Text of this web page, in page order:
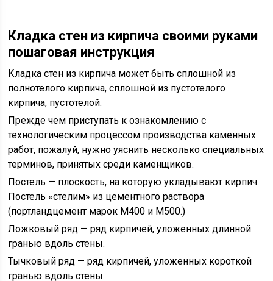
Кладка стен из кирпича своими руками
пошаговая инструкция
Кладка стен из кирпича может быть сплошной из
полнотелого кирпича, сплошной из пустотелого
кирпича, пустотелой.
Прежде чем приступать к ознакомлению с
технологическим процессом производства каменных
работ, пожалуй, нужно уяснить несколько специальных
терминов, принятых среди каменщиков.
Постель — плоскость, на которую укладывают кирпич.
Постель «стелим» из цементного раствора
(портландцемент марок М400 и М500.)
Ложковый ряд — ряд кирпичей, уложенных длинной
гранью вдоль стены.
Тычковый ряд — ряд кирпичей, уложенных короткой
гранью вдоль стены.